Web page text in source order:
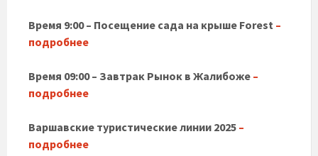
Время 9:00 – Посещение сада на крыше Forest –
подробнее
Время 09:00 – Завтрак Рынок в Жалибоже –
подробнее
Варшавские туристические линии 2025 –
подробнее